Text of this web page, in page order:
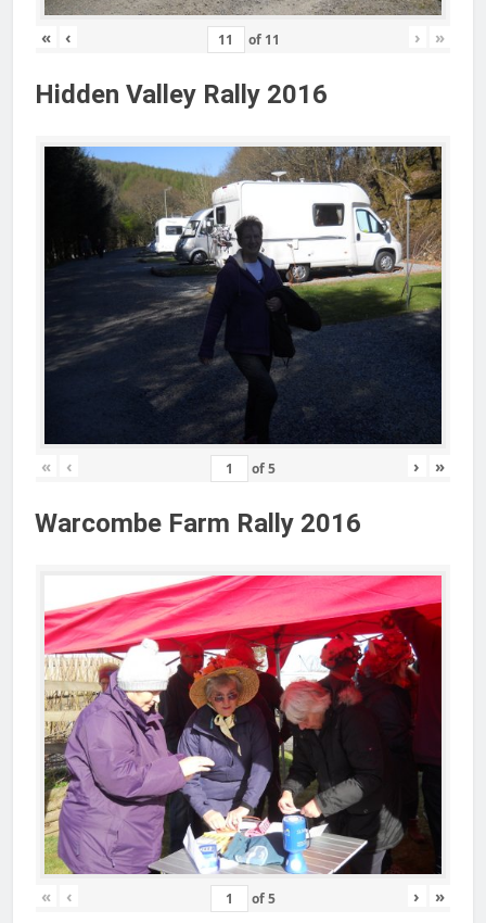
« ‹ of 11 › »
Hidden Valley Rally 2016
« ‹ of5 › »
Warcombe Farm Rally 2016
« ‹ of5 › »